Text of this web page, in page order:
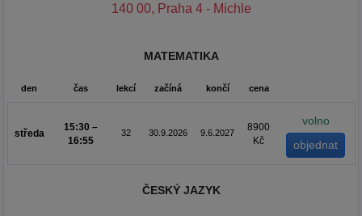
140 00, Praha 4 - Michle
MATEMATIKA
den čas lekcí začíná končí cena
středa
15:30 –
16:55
32 30.9.2026 9.6.2027
8900
Kč
volno
ČESKÝ JAZYK